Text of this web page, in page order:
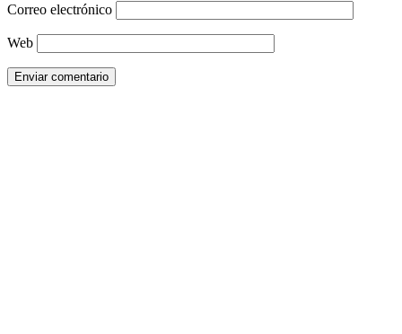
Correo electrónico
Web